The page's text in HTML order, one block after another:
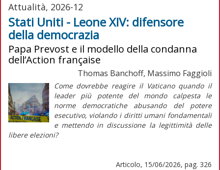
Attualità, 2026-12
Stati Uniti - Leone XIV: difensore
della democrazia
Papa Prevost e il modello della condanna
dell’Action française
Thomas Banchoff, Massimo Faggioli
Come dovrebbe reagire il Vaticano quando il
leader più potente del mondo calpesta le
norme democratiche abusando del potere
esecutivo, violando i diritti umani fondamentali
e mettendo in discussione la legittimità delle
libere elezioni?
Articolo, 15/06/2026, pag. 326